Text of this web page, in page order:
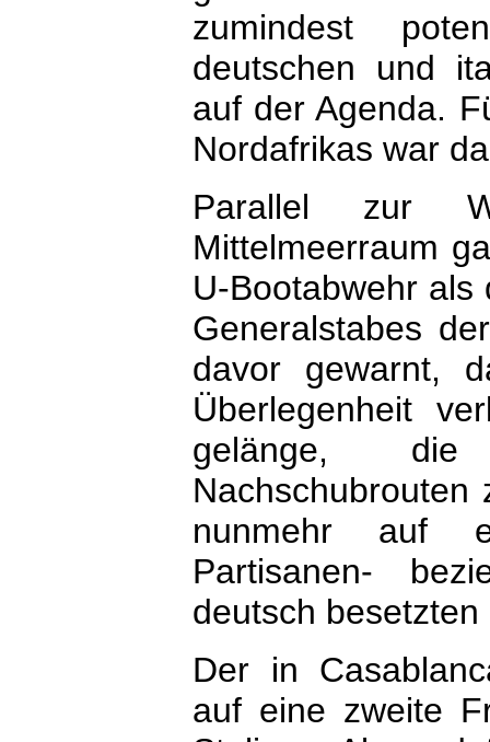
zumindest
deutschen und
auf der Agenda.
Nordafrikas war
Parallel zur
Mittelmeerraum
U-Bootabwehr
Generalstabes
davor gewarnt,
Überlegenheit
gelänge, die
nunmehr auf
Partisanen-
deutsch
Der in
auf eine zweite